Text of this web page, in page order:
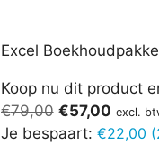
Excel
Koop nu dit product
€79,00
prijs
€57,00
prijs
excl.
Je bespaart: €22,00